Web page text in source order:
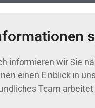
informieren wir Sie
einen Einblick in
Team